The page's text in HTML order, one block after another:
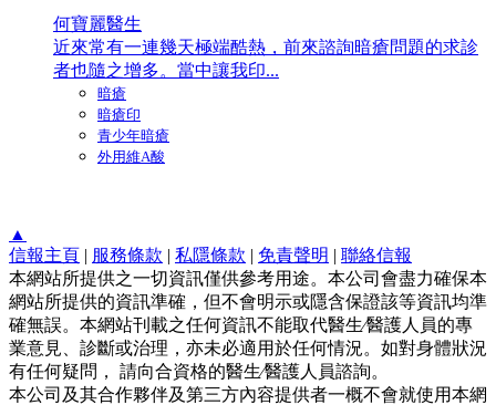
何寶麗醫生
近來常有一連幾天極端酷熱，前來諮詢暗瘡問題的求診
者也隨之增多。當中讓我印...
暗瘡
暗瘡印
青少年暗瘡
外用維A酸
▲
信報主頁 | 服務條款 | 私隱條款 | 免責聲明 | 聯絡信報
本網站所提供之一切資訊僅供參考用途。本公司會盡力確保本
網站所提供的資訊準確，但不會明示或隱含保證該等資訊均準
確無誤。本網站刊載之任何資訊不能取代醫生∕醫護人員的專
業意見、診斷或治理，亦未必適用於任何情況。如對身體狀況
有任何疑問， 請向合資格的醫生∕醫護人員諮詢。
本公司及其合作夥伴及第三方內容提供者一概不會就使用本網